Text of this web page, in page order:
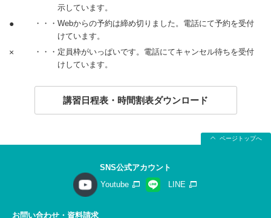
示しています。
●
・・・Webからの予約は締め切りました。電話にて予約を受付
けています。
×
・・・定員枠がいっぱいです。電話にてキャンセル待ちを受付
けしています。
講習日程表・時間割表ダウンロード
ページトップへ
SNS公式アカウント
Youtube
LINE
お問い合わせ・資料請求